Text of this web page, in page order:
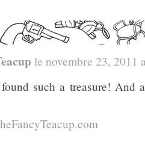
le novembre 23, 2011
such a treasure! And